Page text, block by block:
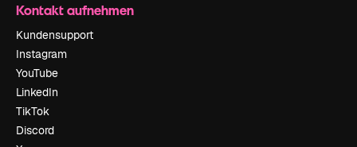
Kontakt aufnehmen
Kundensupport
Instagram
YouTube
LinkedIn
TikTok
Discord